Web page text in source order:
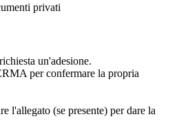
privati
un'adesione.
per confermare la propria
l'allegato (se presente) per dare la